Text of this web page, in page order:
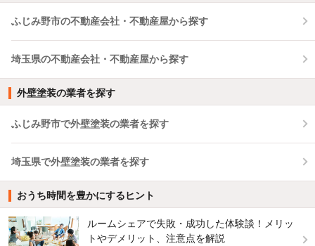
ふじみ野市の不動産会社・不動産屋から探す
埼玉県の不動産会社・不動産屋から探す
外壁塗装の業者を探す
ふじみ野市で外壁塗装の業者を探す
埼玉県で外壁塗装の業者を探す
おうち時間を豊かにするヒント
ルームシェアで失敗・成功した体験談！メリッ
トやデメリット、注意点を解説